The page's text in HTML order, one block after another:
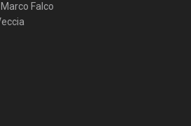
Marco Falco